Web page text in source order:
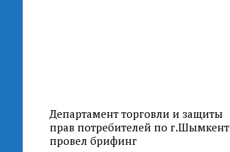
Департамент торговли и защиты
прав потребителей по г.Шымкент
провел брифинг